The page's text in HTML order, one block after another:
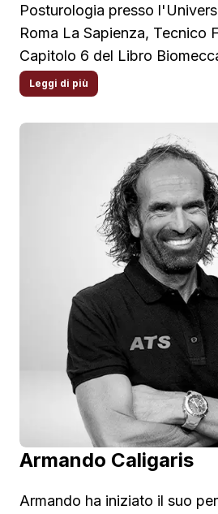
Strength and Conditioning
Posturologia presso
Roma La Sapienza, Tecnico
Capitolo 6 del Libro
video analisi della posizione
del centro Sport Science nel
valutazione funzionale,
programmazione
sportiva. Specializzato nello
opera da libero
e Preparatore Atletico.
Leggi di più
Armando Caligaris
Armando ha iniziato il suo